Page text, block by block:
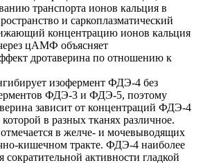
транспорта ионов кальция в
и саркоплазматический
концентрацию ионов кальция
цАМФ объясняет
дротаверина по отношению к
изофермент ФДЭ-4 без
ФДЭ-3 и ФДЭ-5, поэтому
зависит от концентраций ФДЭ-4
в разных тканях различное.
в желче- и мочевыводящих
кишечном тракте. ФДЭ-4 наиболее
сократительной активности гладкой